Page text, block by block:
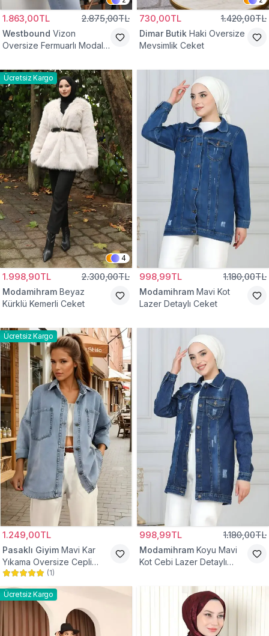
1.863,00TL 2.875,00TL
Westbound Vizon
Oversize Fermuarlı Modal
730,00TL 1.420,00TL
Dimar Butik Haki Oversize
Mevsimlik Ceket
Ücretsiz Kargo
4
1.998,90TL 2.300,00TL
Modamihram Beyaz
Kürklü Kemerli Ceket
998,99TL 1.180,00TL
Modamihram Mavi Kot
Lazer Detaylı Ceket
Ücretsiz Kargo
1.249,00TL
Pasaklı Giyim Mavi Kar
Yıkama Oversize Cepli
Düğmeli Tesettür Gömlek
Ceket
(1)
998,99TL 1.180,00TL
Modamihram Koyu Mavi
Kot Cebi Lazer Detaylı
Ücretsiz Kargo